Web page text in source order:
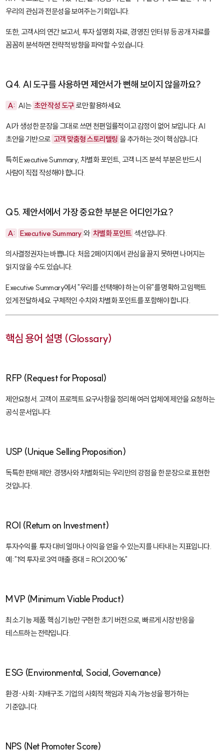
우리의 관심과 전문성을 보여주는 기회입니다.
또한, 고객사의 연간 보고서, 투자 설명회 자료, 경영진 인터뷰 등 공개 자료를
꼼꼼히 분석하면 전략적 방향을 파악할 수 있습니다.
Q4. AI 도구를 사용하면 제안서가 뻔해 보이지 않을까요?
A: AI는 초안 작성 도구 로만 활용하세요.
AI가 생성한 문장을 그대로 쓰면 천편일률적이고 감정이 없어 보입니다. AI
초안을 기반으로 고객 맞춤형 스토리텔링 을 추가하는 것이 핵심입니다.
특히 Executive Summary, 차별화 포인트, 고객 니즈 분석 부분은 반드시
사람이 직접 작성해야 합니다.
Q5. 제안서에서 가장 중요한 부분은 어디인가요?
A: Executive Summary 와 차별화 포인트 섹션입니다.
의사결정권자는 바쁩니다. 처음 2페이지에서 관심을 끌지 못하면 나머지는
읽지 않을 수도 있습니다.
Executive Summary에서 "우리를 선택해야 하는 이유"를 명확하고 임팩트
있게 전달하세요. 구체적인 수치와 차별화 포인트를 포함해야 합니다.
핵심 용어 설명 (Glossary)
RFP (Request for Proposal)
제안요청서. 고객이 프로젝트 요구사항을 정리해 여러 업체에 제안을 요청하는
공식 문서입니다.
USP (Unique Selling Proposition)
독특한 판매 제안. 경쟁사와 차별화되는 우리만의 강점을 한 문장으로 표현한
것입니다.
ROI (Return on Investment)
투자수익률. 투자 대비 얼마나 이익을 얻을 수 있는지를 나타내는 지표입니다.
예: "1억 투자로 3억 매출 증대 = ROI 200%"
MVP (Minimum Viable Product)
최소 기능 제품. 핵심 기능만 구현한 초기 버전으로, 빠르게 시장 반응을
테스트하는 전략입니다.
ESG (Environmental, Social, Governance)
환경·사회·지배구조. 기업의 사회적 책임과 지속 가능성을 평가하는
기준입니다.
NPS (Net Promoter Score)